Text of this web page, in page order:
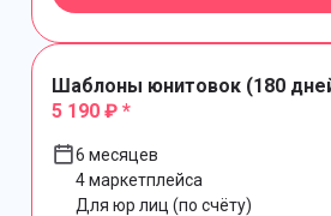
Шаблоны юнитовок (180
5 190 ₽ *
6 месяцев
4 маркетплейса
Для юр лиц (по счёту)